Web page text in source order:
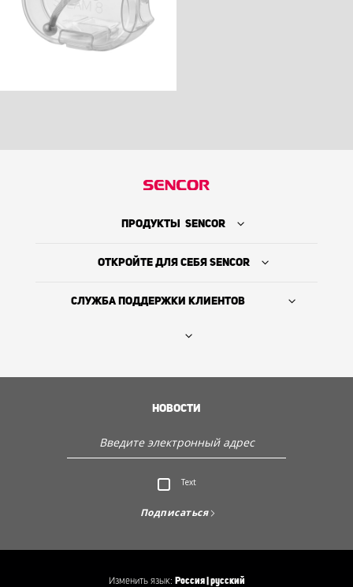
Откройте для себя Sencor
ПРОДУКТЫ SENCOR
ОТКРОЙТЕ ДЛЯ СЕБЯ SENCOR
СЛУЖБА ПОДДЕРЖКИ КЛИЕНТОВ
НОВОСТИ
Text
Подписаться
Изменить язык: Россия | русский